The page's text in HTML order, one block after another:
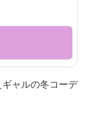
ャルの冬コーデ